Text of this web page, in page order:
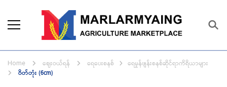
Marketplace
business solutions.
Home ဈေးဝယ်ရန် ရေပေးစနစ်
ရေမှုန်ဖျန်းစနစ်ဆိုင်ရာကိရိယာများ
ဝိတ်တုံး (6cm)